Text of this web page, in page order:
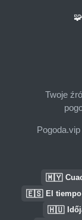
Twoje
🇲🇾
🇪🇸 El
🇭🇺